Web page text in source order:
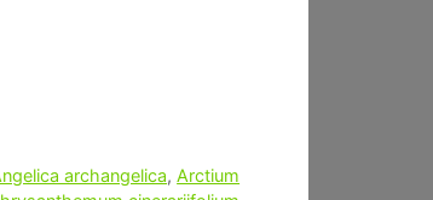
archangelica,Arctium